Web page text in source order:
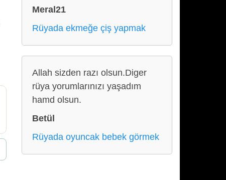
Meral21
Rüyada ekmeğe çiş yapmak
Allah sizden razı olsun.Diger
rüya yorumlarınızı yaşadım
hamd olsun.
Betül
Rüyada oyuncak bebek görmek